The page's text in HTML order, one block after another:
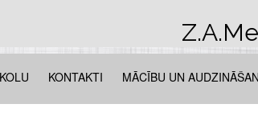
KONTAKTI MĀCĪBU UN